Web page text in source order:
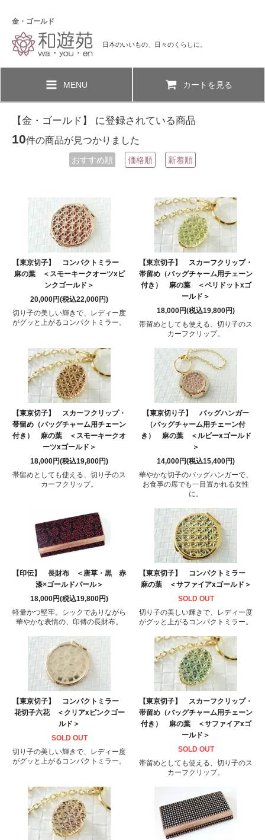
金・ゴールド
日本のいいもの、日々のくらしに。
MENU カートを見る
【金・ゴールド】 に登録されている商品
10件の商品が見つかりました
おすすめ順 価格順 新着順
【東京切子】 コンパクトミラー
麻の葉 ＜スモーキークオーツxピ
ンクゴールド＞
20,000円(税込22,000円)
切り子の美しい輝きで、レディー度
がグッと上がるコンパクトミラー。
【東京切子】 スカーフクリップ・
帯留め（バッグチャーム用チェーン
付き） 麻の葉 ＜ペリドットxゴ
ールド＞
18,000円(税込19,800円)
帯留めとしても使える、切り子のス
カーフクリップ。
【東京切子】 スカーフクリップ・
帯留め（バッグチャーム用チェーン
付き） 麻の葉 ＜スモーキークオ
ーツxゴールド＞
18,000円(税込19,800円)
帯留めとしても使える、切り子のス
カーフクリップ。
【東京切り子】 バッグハンガー
（バッグチャーム用チェーン付
き） 麻の葉 ＜ルビーxゴールド
＞
14,000円(税込15,400円)
華やかな切子のバッグハンガーで、
お食事の席でも一目置かれる女性
に。
【印伝】 長財布 ＜唐草・黒 赤
漆×ゴールドパール＞
18,000円(税込19,800円)
軽量かつ堅牢。シックでありながら
華やかな表情の、印傅の長財布。
【東京切子】 コンパクトミラー
麻の葉 ＜サファイアxゴールド＞
SOLD OUT
切り子の美しい輝きで、レディー度
がグッと上がるコンパクトミラー。
【東京切子】 コンパクトミラー
花切子六花 ＜クリアxピンクゴー
ルド＞
SOLD OUT
切り子の美しい輝きで、レディー度
がグッと上がるコンパクトミラー。
【東京切子】 スカーフクリップ・
帯留め（バッグチャーム用チェーン
付き） 麻の葉 ＜サファイアxゴ
ールド＞
SOLD OUT
帯留めとしても使える、切り子のス
カーフクリップ。